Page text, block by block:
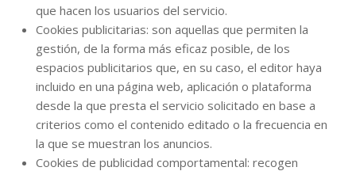
que hacen los usuarios del servicio.
Cookies publicitarias: son aquellas que permiten la
gestión, de la forma más eficaz posible, de los
espacios publicitarios que, en su caso, el editor haya
incluido en una página web, aplicación o plataforma
desde la que presta el servicio solicitado en base a
criterios como el contenido editado o la frecuencia en
la que se muestran los anuncios.
Cookies de publicidad comportamental: recogen